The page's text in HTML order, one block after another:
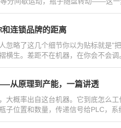
连锁品牌的距离
略了这几个细节你以为贴标就是"
横生。差距不在机器，在你会不会调
从原理到产能，一篇讲透
大概率出自这台机器。它到底怎么
子位置和数量，传递信号给PLC，